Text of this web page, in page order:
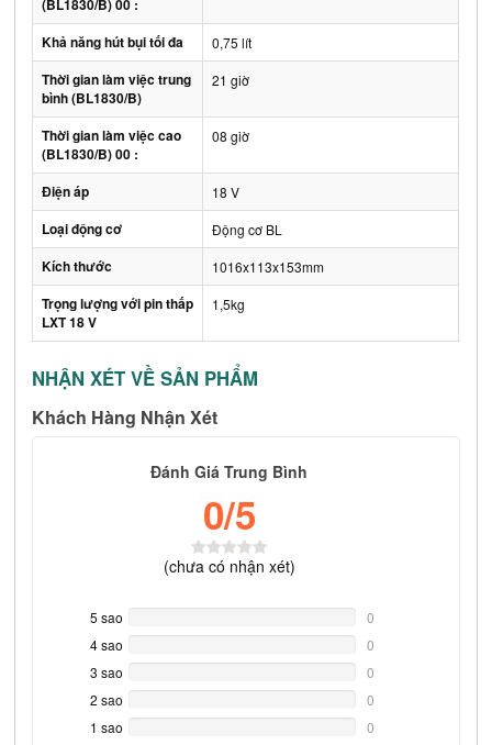
(BL1830/B) 00 :
Khả năng hút bụi tối đa
0,75 lít
Thời gian làm việc trung
bình (BL1830/B)
21 giờ
Thời gian làm việc cao
(BL1830/B) 00 :
08 giờ
Điện áp 18 V
Loại động cơ Động cơ BL
Kích thước 1016x113x153mm
Trọng lượng với pin thấp
LXT 18 V
1,5kg
NHẬN XÉT VỀ SẢN PHẨM
Khách Hàng Nhận Xét
Đánh Giá Trung Bình
0/5
(chưa có nhận xét)
5 sao
Complete
0
4 sao
Complete
0
3 sao
Complete
0
2 sao
Complete
0
1 sao
0